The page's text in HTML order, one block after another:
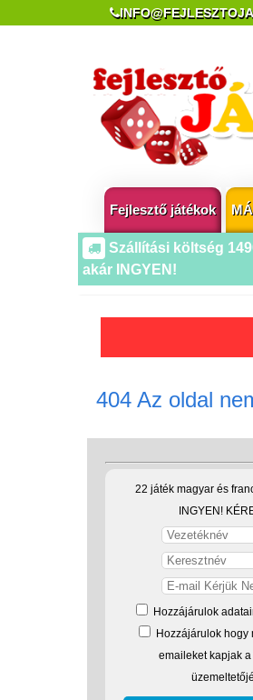
Fejlesztő játékok
Szállítási költség
akár INGYEN!
404 Az oldal
22 játék magyar és
INGYEN!
Hozzájárulok
Hozzájárulok hogy
emaileket kapjak